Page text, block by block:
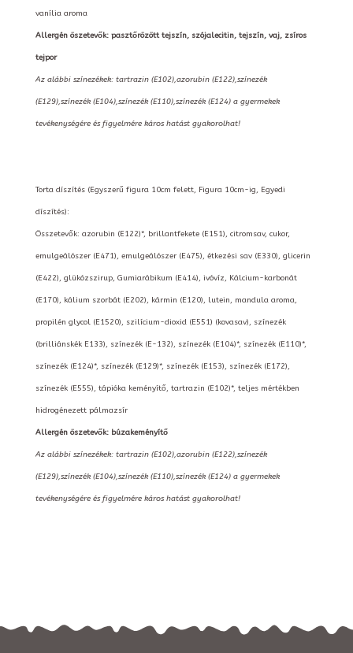
vanília aroma
Allergén öszetevők: pasztőrözött tejszín, szójalecitin, tejszín, vaj, zsíros
tejpor
Az alábbi színezékek: tartrazin (E102),azorubin (E122),színezék
(E129),színezék (E104),színezék (E110),színezék (E124) a gyermekek
tevékenységére és figyelmére káros hatást gyakorolhat!
Torta díszítés (Egyszerű figura 10cm felett, Figura 10cm-ig, Egyedi
díszítés):
Összetevők: azorubin (E122)*, brillantfekete (E151), citromsav, cukor,
emulgeálószer (E471), emulgeálószer (E475), étkezési sav (E330), glicerin
(E422), glükózszirup, Gumiarábikum (E414), ivóvíz, Kálcium-karbonát
(E170), kálium szorbát (E202), kármin (E120), lutein, mandula aroma,
propilén glycol (E1520), szilícium-dioxid (E551) (kovasav), színezék
(brilliánskék E133), színezék (E-132), színezék (E104)*, színezék (E110)*,
színezék (E124)*, színezék (E129)*, színezék (E153), színezék (E172),
színezék (E555), tápióka keményítő, tartrazin (E102)*, teljes mértékben
hidrogénezett pálmazsír
Allergén öszetevők: búzakeményítő
Az alábbi színezékek: tartrazin (E102),azorubin (E122),színezék
(E129),színezék (E104),színezék (E110),színezék (E124) a gyermekek
tevékenységére és figyelmére káros hatást gyakorolhat!